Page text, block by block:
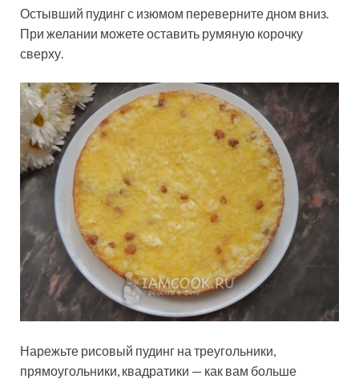
Остывший пудинг с изюмом переверните дном вниз.
При желании можете оставить румяную корочку
сверху.
Нарежьте рисовый пудинг на треугольники,
прямоугольники, квадратики — как вам больше